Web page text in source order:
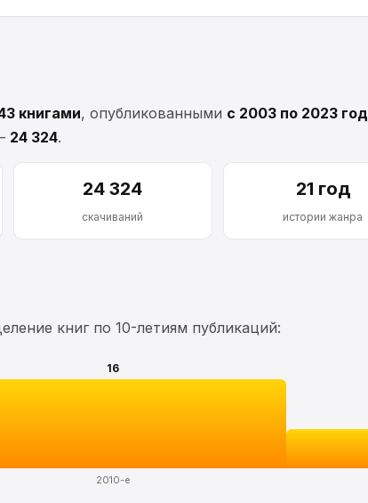
книгами, опубликованными с 2003 по 2023 год
24 324.
24 324
скачиваний
21 год
истории жанра
книг по 10-летиям публикаций:
16
2010-е